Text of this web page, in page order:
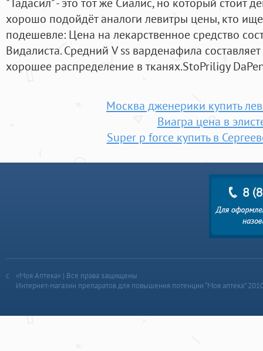
хорошо подойдёт аналоги левитры цены, кто
подешевле: Цена на лекарственное средство
Видалиста. Средний V ss варденафила
хорошее распределение в тканях.StoPriligy
Москва дженерики купить
Виагра цена в
Super p force купить в
«Моя Аптека» | Все права защищены
Интернет-магазин препаратов для повышения потенции “Моя аптека”